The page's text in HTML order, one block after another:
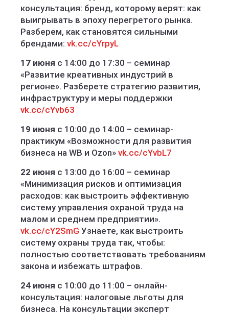
консультация: бренд, которому верят: как
выигрывать в эпоху перегретого рынка.
Разберем, как становятся сильными
брендами: vk.cc/cYrpyL
17 июня с 14:00 до 17:30 – семинар
«Развитие креативных индустрий в
регионе». Разберете стратегию развития,
инфраструктуру и меры поддержки
vk.cc/cYvb63
19 июня с 10:00 до 14:00 – семинар-
практикум «Возможности для развития
бизнеса на WB и Ozon» vk.cc/cYvbL7
22 июня с 13:00 до 16:00 – семинар
«Минимизация рисков и оптимизация
расходов: как выстроить эффективную
систему управления охраной труда на
малом и среднем предприятии».
vk.cc/cY2SmG Узнаете, как выстроить
систему охраны труда так, чтобы:
полностью соответствовать требованиям
закона и избежать штрафов.
24 июня с 10:00 до 11:00 – онлайн-
консультация: налоговые льготы для
бизнеса. На консультации эксперт